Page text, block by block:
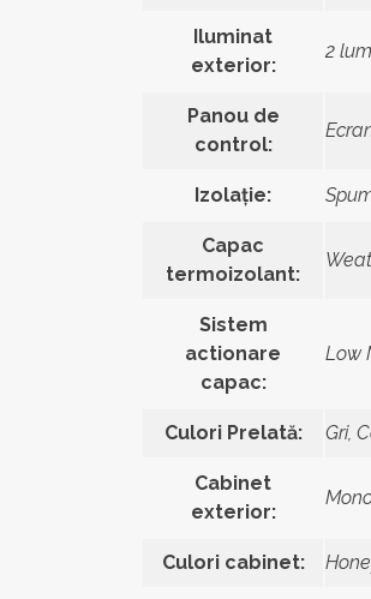
Iluminat
exterior:
2
Panou de
control:
Izolație:
Capac
termoizolant:
Sistem
actionare
capac:
Low
Culori Prelată: Gri,
Cabinet
exterior:
Culori cabinet: